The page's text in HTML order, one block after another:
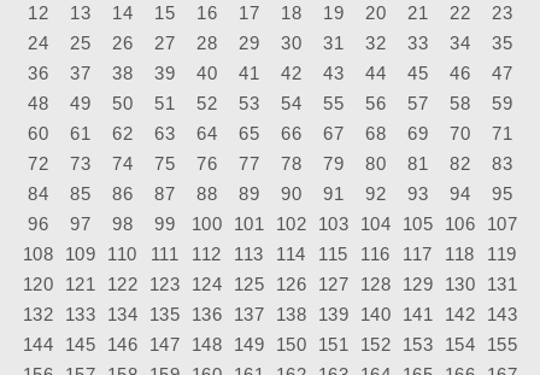
子，短短3年間，他讓麵包香取代醫院的
藥水味，更把不到七成的住房率，大幅提
高到九成以上。成績證明，吳志雄抓對改
革的方向，詢及改革成功的策略？他緩緩
端起咖啡杯，輕鬆地說：「我最滿意的策
略是，找來好的人才，把『right
position』（對的位置）。」
12
13 14 15 16 17 18 19 20 21 22
23
24
25 26 27 28 29 30 31 32 33 34
35
36
37 38 39 40 41 42 43 44 45 46
47
48
49 50 51 52 53 54 55 56 57 58
59
60
61 62 63 64 65 66 67 68 69 70
71
72
73 74 75 76 77 78 79 80 81 82
83
84
85 86 87 88 89 90 91 92 93 94
95
96
97 98 99 100 101 102 103 104 105 106
107
108
109 110 111 112 113 114 115 116 117 118
119
120
121 122 123 124 125 126 127 128 129 130
131
132
133 134 135 136 137 138 139 140 141 142
143
144
145 146 147 148 149 150 151 152 153 154
155